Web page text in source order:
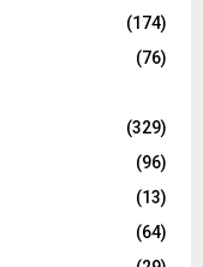
(174)
(76)
(329)
(96)
(13)
(64)